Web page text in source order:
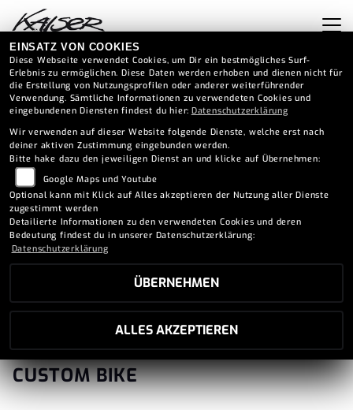
SUZUKI INTRUDER M1800RZ
UMBAU
CUSTOM BIKE
EINSATZ VON COOKIES
Diese Webseite verwendet Cookies, um Dir ein bestmögliches Surf-
Erlebnis zu ermöglichen. Diese Daten werden erhoben und dienen nicht für
die Erstellung von Nutzungsprofilen oder anderer weiterführender
Verwendung. Sämtliche Informationen zu verwendeten Cookies und
eingebundenen Diensten findest du hier: Datenschutzerklärung
Wir verwenden auf dieser Website folgende Dienste, welche erst nach
deiner aktiven Zustimmung eingebunden werden.
Bitte hake dazu den jeweiligen Dienst an und klicke auf Übernehmen:
Google Maps und Youtube
Optional kann mit Klick auf Alles akzeptieren der Nutzung aller Dienste
zugestimmt werden
Detailierte Informationen zu den verwendeten Cookies und deren
Bedeutung findest du in unserer Datenschutzerklärung:
Datenschutzerklärung
ÜBERNEHMEN
ALLES AKZEPTIEREN